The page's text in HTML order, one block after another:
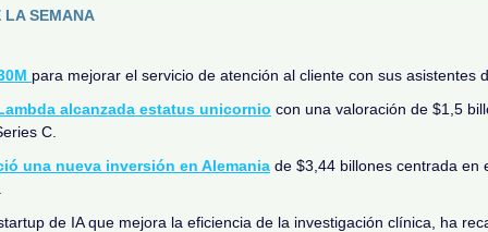
LA SEMANA
para mejorar el servicio de atención al cliente con sus asistentes
alcanzada estatus unicornio con una valoración de $1,5
C.
una nueva inversión en Alemania de $3,44 billones centrada en
de IA que mejora la eficiencia de la investigación clínica, ha